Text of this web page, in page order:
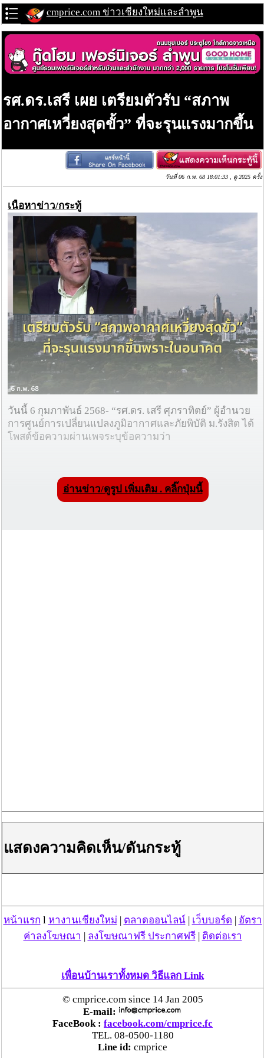
cmprice.com ข่าวเชียงใหม่และลำพูน
รศ.ดร.เสรี เผย เตรียมตัวรับ “สภาพ
อากาศเหวี่ยงสุดขั้ว” ที่จะรุนแรงมากขึ้น
วันที่ 06 ก.พ. 68 18:01:33 , ดู 2025 ครั้ง
เนื้อหาข่าว/กระทู้
วันนี้ 6 กุมภาพันธ์ 2568- “รศ.ดร. เสรี ศุภราทิตย์” ผู้อำนวย
การศูนย์การเปลี่ยนแปลงภูมิอากาศและภัยพิบัติ ม.รังสิต ได้
โพสต์ข้อความผ่านเพจระบุข้อความว่า
ชั้นบรรยากาศ ซึ่งต้องโอบอุ้มความชื้น หรือปริมาณ
เมฆมากขึ้น (ทุกๆ 1 ℃ มีอัตราการระเหยเพิ่มขึ้น 7 %) จึง
ทั่วทุกภูมิภาคบนโลกได้รับผลกระทบแตกต่างกันจาก
การประเมินล่าสุดโดย IPCC ขณะเดียวกัน ประเทศไทยก็จะ
ได้รับผลกระทบมากขึ้นด้วย (รู้ตัวเองหรือไม่ ?) เพราะขาด
แต่ละจังหวัดในแต่ละภาคในปี 2567 ที่ผ่านมา สภาพอากาศ
แตกต่างกัน มีพฤติกรรมเหวี่ยงสุดขั้วต่างกัน (เฉดสีต่างกัน)
บางจังหวัดมีแนวโน้มจากร้อนแล้งไปสู่การมีฝนตกหนัก น้ำ
ท่วม บางจังหวัดสลับขั้วกัน ดังนั้นภาคส่วนต่างๆตามพื้นที่ที่
ต่างกัน (ภาคธุรกิจ ภาคเกษตรกรรม ภาคการท่องเที่ยว ภาค
อุตสาหกรรม) จึงจำเป็นต้องมีการปรับตัว การบริหารจัดการ
น้ำในพื้นที่เป็นเรื่องท้าทาย เพราะอนาคตสภาพอากาศไม่เห
อ่านข่าว/ดูรูป เพิ่มเติม . คลิ๊กปุ่มนี้
แสดงความคิดเห็น/ดันกระทู้
หน้าแรก l หางานเชียงใหม่ | ตลาดออนไลน์| เว็บบอร์ด | อัตรา
ค่าลงโฆษณา | ลงโฆษณาฟรี ประกาศฟรี| ติดต่อเรา
เพื่อนบ้านเราทั้งหมด วิธีแลก Link
© cmprice.com since 14 Jan 2005
E-mail:
FaceBook : facebook.com/cmprice.fc
TEL. 08-0500-1180
Line id: cmprice